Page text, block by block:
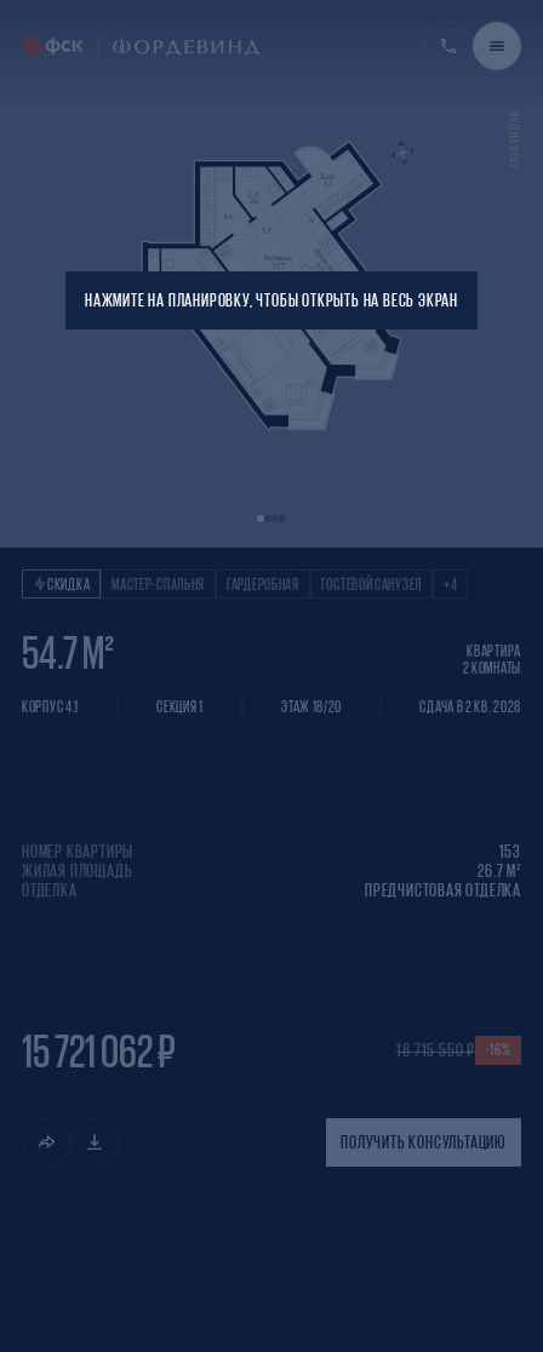
СКИДКА МАСТЕР-СПАЛЬНЯ ГАРДЕРОБНАЯ ГОСТЕВОЙ САНУЗЕЛ +4
Квартира 2
54.7 М²
КВАРТИРА
2 КОМНАТЫ
КОРПУС 4.1 СЕКЦИЯ 1 ЭТАЖ 18/20 СДАЧА В 2 КВ. 2028
НОМЕР КВАРТИРЫ
153
ЖИЛАЯ ПЛОЩАДЬ
26.7 М²
ОТДЕЛКА
ПРЕДЧИСТОВАЯ ОТДЕЛКА
15 721 062 ₽ 18 715 550 ₽ -16%
ПОЛУЧИТЬ КОНСУЛЬТАЦИЮ
НАЖМИТЕ НА ПЛАНИРОВКУ, ЧТОБЫ ОТКРЫТЬ НА ВЕСЬ ЭКРАН